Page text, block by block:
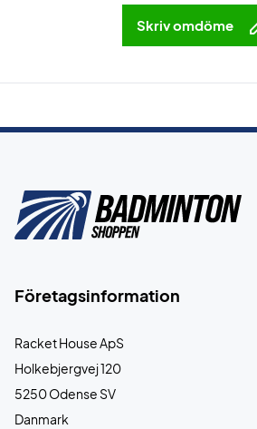
Skriv omdöme
Företagsinformation
Racket House ApS
Holkebjergvej 120
5250 Odense SV
Danmark